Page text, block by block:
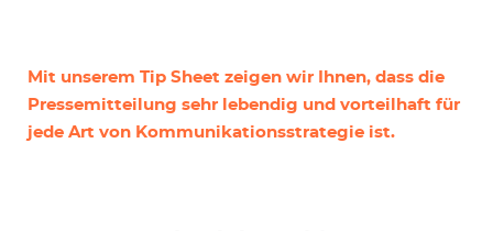
Mit unserem Tip Sheet zeigen wir Ihnen, dass die
Pressemitteilung sehr lebendig und vorteilhaft für
jede Art von Kommunikationsstrategie ist.